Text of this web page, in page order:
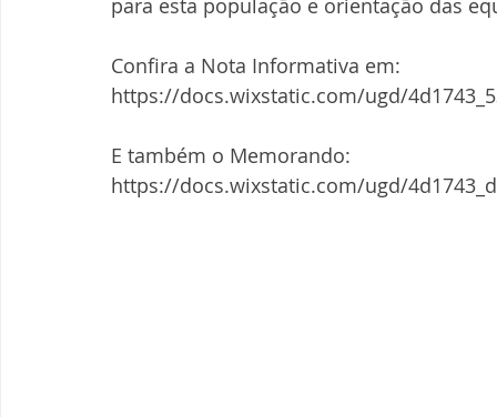
para esta população e orientação das
Confira a Nota Informativa em:
https://docs.wixstatic.com/ugd/
E também o Memorando:
https://docs.wixstatic.com/ugd/